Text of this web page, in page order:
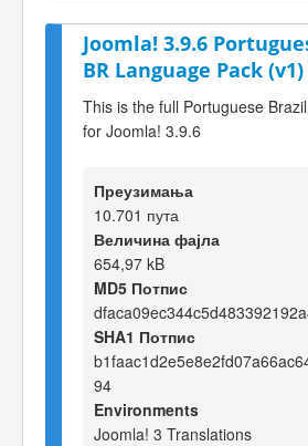
Joomla! 3.9.6
BR Language Pack (v1)
This is the full Portuguese
for Joomla! 3.9.6
Преузимања
10.701 пута
Величина фајла
654,97 kB
MD5 Потпис
SHA1 Потпис
94
Environments
Joomla! 3 Translations